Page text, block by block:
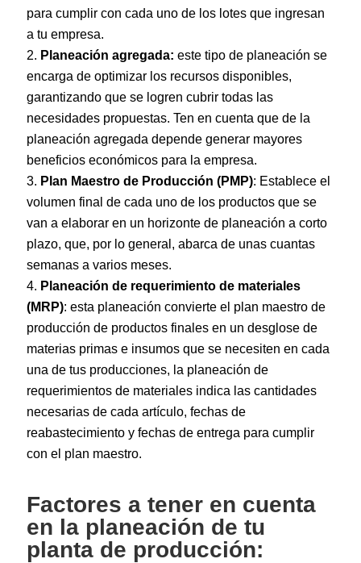
para cumplir con cada uno de los lotes que ingresan
a tu empresa.
Planeación agregada: este tipo de planeación se
encarga de optimizar los recursos disponibles,
garantizando que se logren cubrir todas las
necesidades propuestas. Ten en cuenta que de la
planeación agregada depende generar mayores
beneficios económicos para la empresa.
Plan Maestro de Producción (PMP): Establece el
volumen final de cada uno de los productos que se
van a elaborar en un horizonte de planeación a corto
plazo, que, por lo general, abarca de unas cuantas
semanas a varios meses.
Planeación de requerimiento de materiales
(MRP): esta planeación convierte el plan maestro de
producción de productos finales en un desglose de
materias primas e insumos que se necesiten en cada
una de tus producciones, la planeación de
requerimientos de materiales indica las cantidades
necesarias de cada artículo, fechas de
reabastecimiento y fechas de entrega para cumplir
con el plan maestro.
Factores a tener en cuenta
en la planeación de tu
planta de producción: